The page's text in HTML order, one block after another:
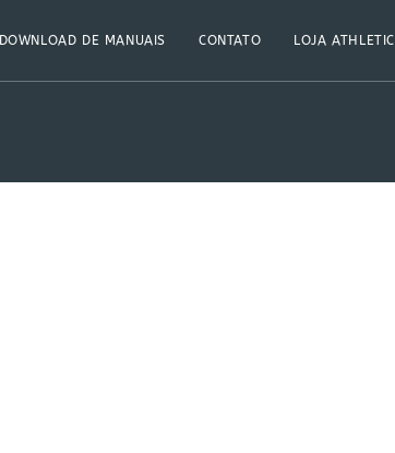
DOWNLOAD DE MANUAIS CONTATO LOJA ATHLETIC